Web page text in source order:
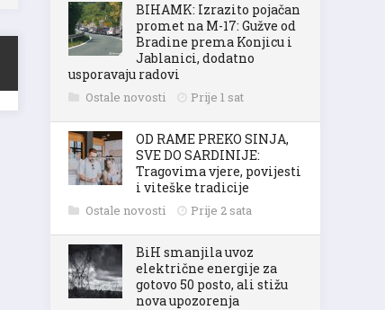
BIHAMK: Izrazito pojačan
promet na M-17: Gužve od
Bradine prema Konjicu i
Jablanici, dodatno
usporavaju radovi
Ostale novosti Prije 1 sat
OD RAME PREKO SINJA,
SVE DO SARDINIJE:
Tragovima vjere, povijesti
i viteške tradicije
Ostale novosti Prije 2 sata
BiH smanjila uvoz
električne energije za
gotovo 50 posto, ali stižu
nova upozorenja